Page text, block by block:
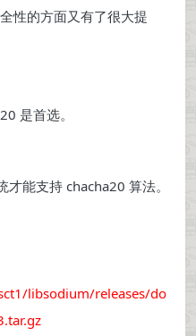
性的方面又有了很大提
是首选。
才能支持 chacha20 算法。
libsodium/releases/do